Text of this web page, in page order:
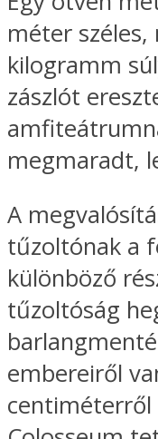
méter széles,
kilogramm
zászlót
megmaradt,
A
tűzoltónak a
különböző
tűzoltóság
embereiről